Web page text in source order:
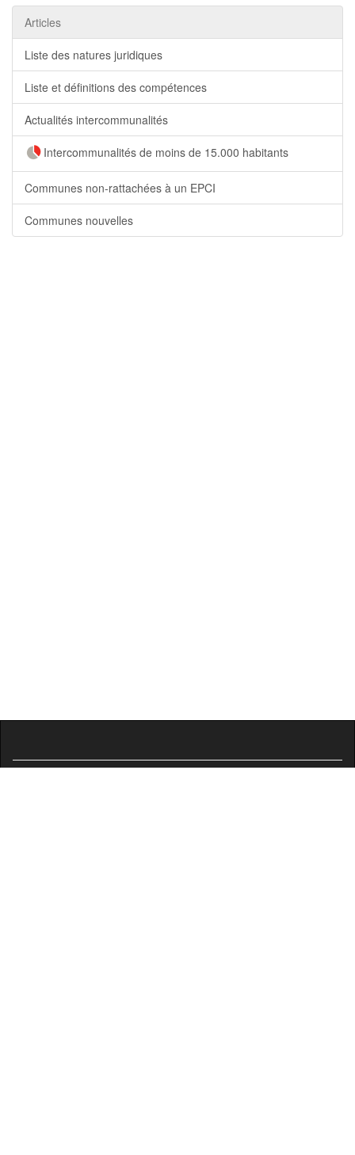
Articles
Liste des natures juridiques
Liste et définitions des compétences
Actualités intercommunalités
Intercommunalités de moins de 15.000 habitants
Communes non-rattachées à un EPCI
Communes nouvelles